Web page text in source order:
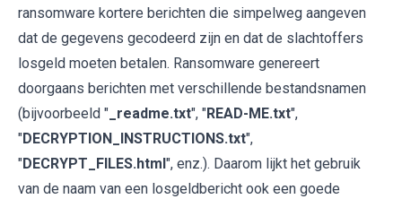
ransomware kortere berichten die simpelweg aangeven
dat de gegevens gecodeerd zijn en dat de slachtoffers
losgeld moeten betalen. Ransomware genereert
doorgaans berichten met verschillende bestandsnamen
(bijvoorbeeld " _readme.txt", "READ-ME.txt",
"DECRYPTION_INSTRUCTIONS.txt",
"DECRYPT_FILES.html ", enz.). Daarom lijkt het gebruik
van de naam van een losgeldbericht ook een goede